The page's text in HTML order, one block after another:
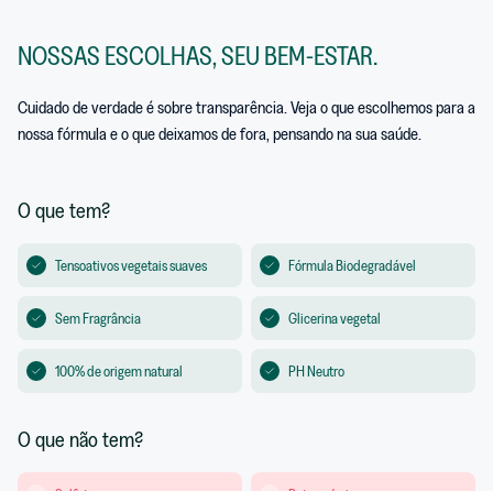
NOSSAS ESCOLHAS, SEU BEM-ESTAR.
Cuidado de verdade é sobre transparência. Veja o que escolhemos para a
nossa fórmula e o que deixamos de fora, pensando na sua saúde.
O que tem?
Tensoativos vegetais suaves Fórmula Biodegradável
Sem Fragrância Glicerina vegetal
100% de origem natural PH Neutro
O que não tem?